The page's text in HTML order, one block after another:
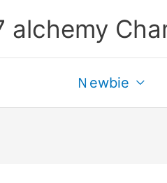
alchemy
Ｎewbie